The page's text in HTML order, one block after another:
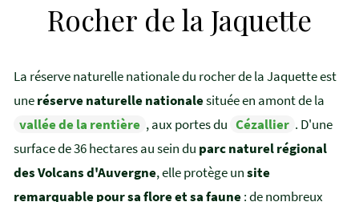
Rocher de la Jaquette
La réserve naturelle nationale du rocher de la Jaquette est
uneréserve naturelle nationalesituée en amont de la
vallée de la rentière , aux portes du Cézallier . D'une
surface de 36 hectares au sein du parc naturel régional
des Volcans d'Auvergne, elle protège unsite
remarquable pour sa flore et sa faune: de nombreux